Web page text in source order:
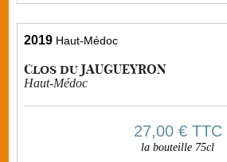
2019 Haut-Médoc
Clos du JAUGUEYRON
Haut-Médoc
27,00 €TTC
la bouteille 75cl